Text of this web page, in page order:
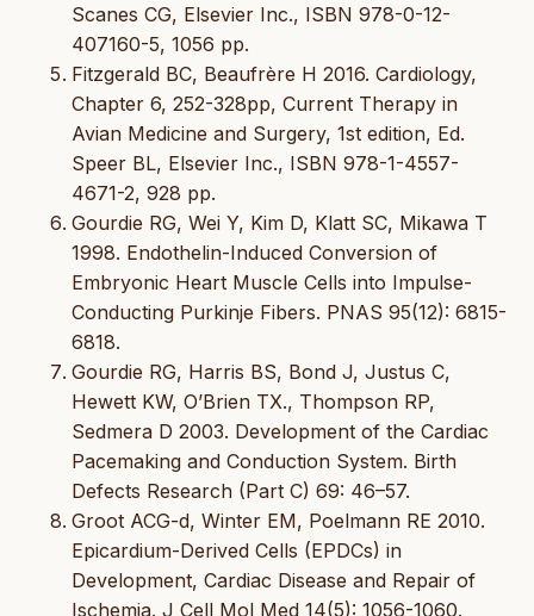
Scanes CG, Elsevier Inc., ISBN 978-0-12-
407160-5, 1056 pp.
Fitzgerald BC, Beaufrère H 2016. Cardiology,
Chapter 6, 252-328pp, Current Therapy in
Avian Medicine and Surgery, 1st edition, Ed.
Speer BL, Elsevier Inc., ISBN 978-1-4557-
4671-2, 928 pp.
Gourdie RG, Wei Y, Kim D, Klatt SC, Mikawa T
1998. Endothelin-Induced Conversion of
Embryonic Heart Muscle Cells into Impulse-
Conducting Purkinje Fibers. PNAS 95(12): 6815-
6818.
Gourdie RG, Harris BS, Bond J, Justus C,
Hewett KW, O’Brien TX., Thompson RP,
Sedmera D 2003. Development of the Cardiac
Pacemaking and Conduction System. Birth
Defects Research (Part C) 69: 46–57.
Groot ACG-d, Winter EM, Poelmann RE 2010.
Epicardium-Derived Cells (EPDCs) in
Development, Cardiac Disease and Repair of
Ischemia. J Cell Mol Med 14(5): 1056-1060.